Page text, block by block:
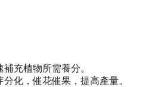
充植物所需養分。
化，催花催果，提高產量。